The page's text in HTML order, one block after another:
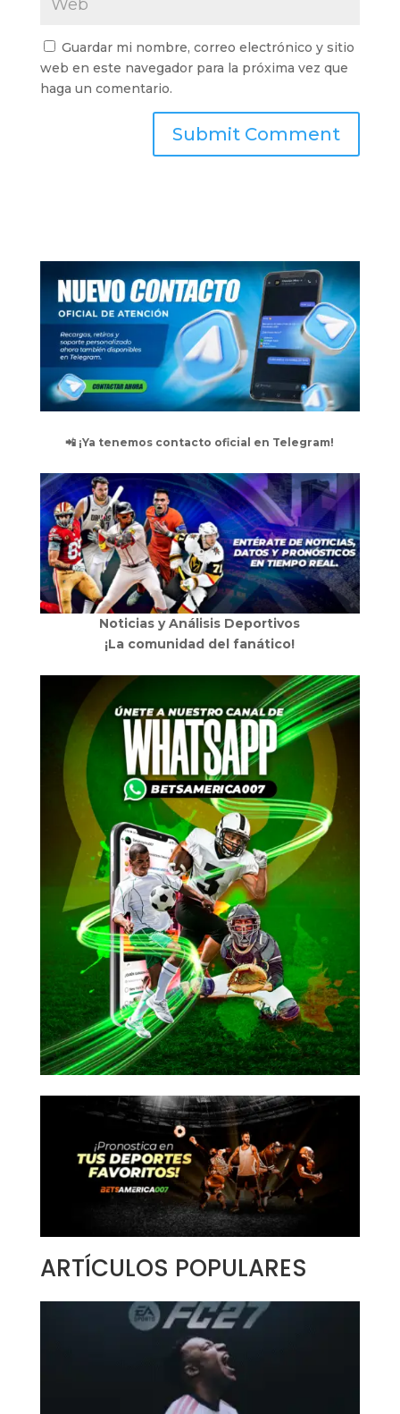
Guardar mi nombre, correo electrónico y sitio
web en este navegador para la próxima vez que
haga un comentario.
📲 ¡Ya tenemos contacto oficial en Telegram!
Noticias y Análisis Deportivos
¡La comunidad del fanático!
ARTÍCULOS POPULARES